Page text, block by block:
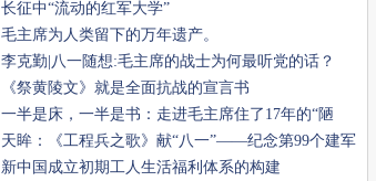
间朴素得令人心疼的故居映入眼
长征中“流动的红军大学”
毛主席为人类留下的万年遗产。
李克勤|八一随想:毛主席的战士为何最听党的话？
《祭黄陵文》就是全面抗战的宣言书
一半是床，一半是书：走进毛主席住了17年的“陋
室”，才读懂什么叫“为人民”
天眸：《工程兵之歌》献“八一”——纪念第99个建军
节
新中国成立初期工人生活福利体系的构建